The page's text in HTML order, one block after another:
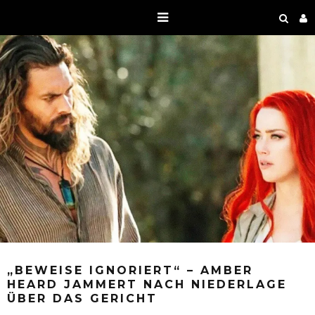
„BEWEISE IGNORIERT“ – AMBER
HEARD JAMMERT NACH NIEDERLAGE
ÜBER DAS GERICHT